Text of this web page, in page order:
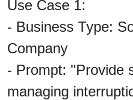
Use Case 1:
- Business Type:
Company
- Prompt: "Provide
managing